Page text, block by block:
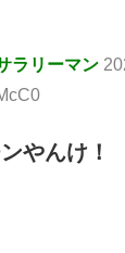
ラリーマン
やんけ！